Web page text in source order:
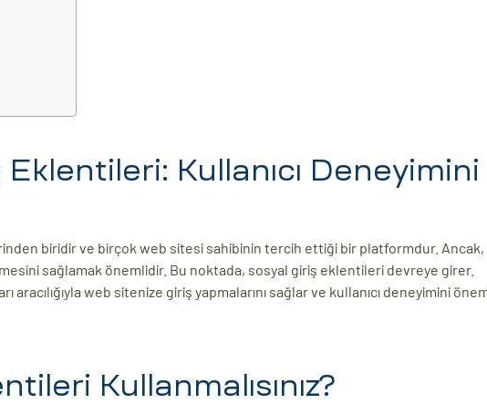
Kullanıcı Deneyimini
biridir ve birçok web sitesi sahibinin tercih ettiği bir platformdur. Ancak,
sağlamak önemlidir. Bu noktada, sosyal giriş eklentileri devreye girer.
aracılığıyla web sitenize giriş yapmalarını sağlar ve kullanıcı deneyimini
Kullanmalısınız?